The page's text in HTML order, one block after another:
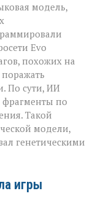
модель,
Evo
похожих на
По сути, ИИ
фрагменты по
Такой
модели,
генетическими
игры